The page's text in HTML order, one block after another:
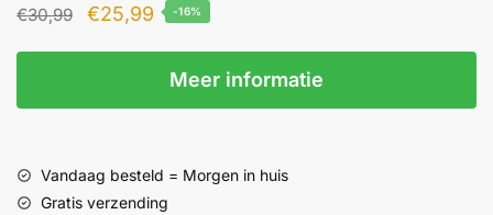
€30,99
Oorspronkelijke
€30,99.
€25,99 Huidige
is:
€25,99.
-16%
Meer informatie
Vandaag besteld = Morgen in huis
Gratis verzending